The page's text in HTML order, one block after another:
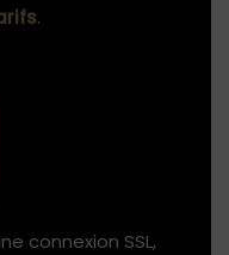
.
connexion SSL,